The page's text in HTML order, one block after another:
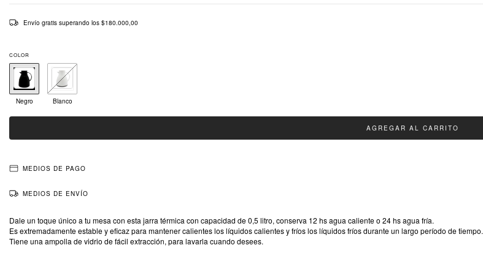
Envío gratis superando los $180.000,00
COLOR
Negro Blanco
MEDIOS DE PAGO
MEDIOS DE ENVÍO
Dale un toque único a tu mesa con esta jarra térmica con capacidad de 0,5 litro, conserva 12 hs agua caliente o 24 hs agua fría.
Es extremadamente estable y eficaz para mantener calientes los líquidos calientes y fríos los líquidos fríos durante un largo período de tiempo.
Tiene una ampolla de vidrio de fácil extracción, para lavarla cuando desees.